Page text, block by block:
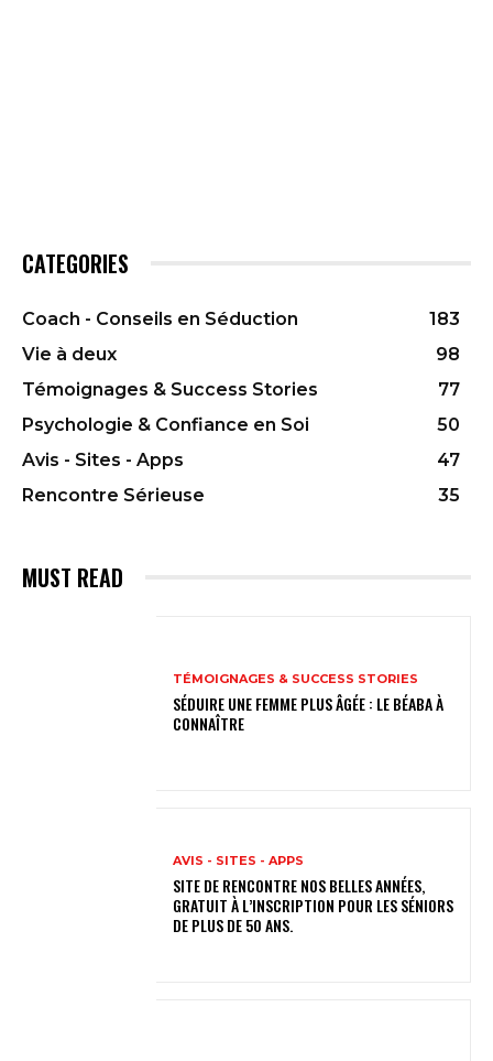
CATEGORIES
Coach - Conseils en Séduction
183
Vie à deux
98
Témoignages & Success Stories
77
Psychologie & Confiance en Soi
50
Avis - Sites - Apps
47
Rencontre Sérieuse
35
MUST READ
TÉMOIGNAGES & SUCCESS STORIES
SÉDUIRE UNE FEMME PLUS ÂGÉE : LE BÉABA À
CONNAÎTRE
AVIS - SITES - APPS
SITE DE RENCONTRE NOS BELLES ANNÉES,
GRATUIT À L’INSCRIPTION POUR LES SÉNIORS
DE PLUS DE 50 ANS.